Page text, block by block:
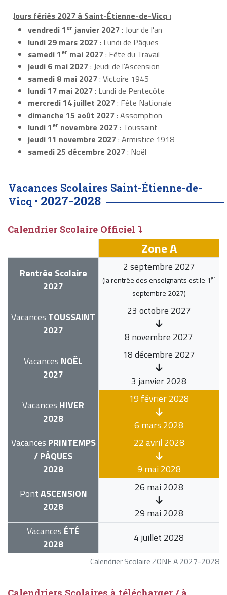
Jours fériés 2027 à Saint-Étienne-de-Vicq :
vendredi 1er janvier 2027: Jour de l'an
lundi 29 mars 2027: Lundi de Pâques
samedi 1er mai 2027: Fête du Travail
jeudi 6 mai 2027: Jeudi de l'Ascension
samedi 8 mai 2027: Victoire 1945
lundi 17 mai 2027: Lundi de Pentecôte
mercredi 14 juillet 2027: Fête Nationale
dimanche 15 août 2027: Assomption
lundi 1er novembre 2027: Toussaint
jeudi 11 novembre 2027: Armistice 1918
samedi 25 décembre 2027: Noël
Vacances Scolaires Saint-Étienne-de-
Vicq • 2027-2028
Calendrier Scolaire Officiel ⤵
Calendrier Scolaire ZONE A 2027-2028
Zone A
Rentrée Scolaire
2027
2 septembre 2027
(la rentrée des enseignants est le 1er
septembre 2027)
Vacances TOUSSAINT
2027
23 octobre 2027
8 novembre 2027
Vacances NOËL
2027
18 décembre 2027
3 janvier 2028
Vacances HIVER
2028
19 février 2028
6 mars 2028
Vacances PRINTEMPS
/ PÂQUES
2028
22 avril 2028
9 mai 2028
PontASCENSION
2028
26 mai 2028
29 mai 2028
Vacances ÉTÉ
2028
4 juillet 2028